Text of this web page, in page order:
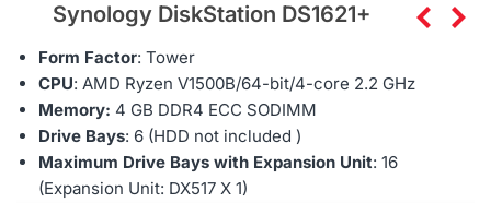
Synology DiskStation DS1621+
Form Factor: Tower
CPU: AMD Ryzen V1500B/64-bit/4-core 2.2 GHz
Memory: 4 GB DDR4 ECC SODIMM
Drive Bays: 6 (HDD not included )
Maximum Drive Bays with Expansion Unit: 16
(Expansion Unit: DX517 X 1)